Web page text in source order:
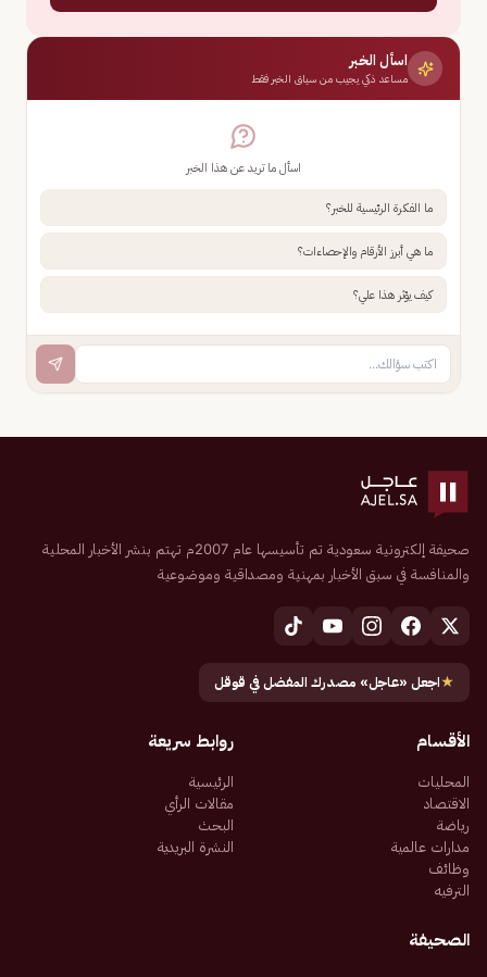
اسأل الخبر
مساعد ذكي يجيب من سياق الخبر فقط
اسأل ما تريد عن هذا الخبر
ما الفكرة الرئيسية للخبر؟
ما هي أبرز الأرقام والإحصاءات؟
كيف يؤثر هذا علي؟
صحيفة إلكترونية سعودية تم تأسيسها عام 2007م تهتم بنشر الأخبار المحلية
والمنافسة في سبق الأخبار بمهنية ومصداقية وموضوعية
★اجعل «عاجل» مصدرك المفضل في قوقل
الأقسام
المحليات
الاقتصاد
رياضة
مدارات عالمية
وظائف
الترفيه
روابط سريعة
الرئيسية
مقالات الرأي
البحث
النشرة البريدية
الصحيفة